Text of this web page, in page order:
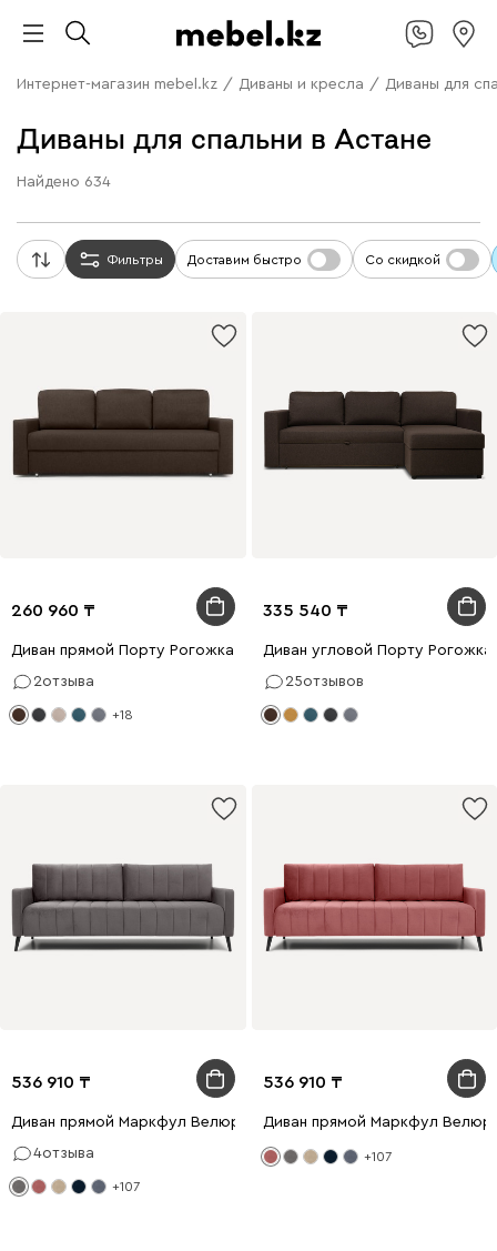
Интернет-магазин mebel.kz / Диваны и кресла / Диваны для
Диваны для спальни в Астане
Найдено 634
Фильтры Доставим быстро Со скидкой
260 960
Диван прямой Порту Рогожка Коричневый
2отзыва
+18
335 540
Диван угловой Порту Рогожка
25отзывов
536 910
Диван прямой Маркфул Велюр Серый
4отзыва
+107
536 910
Диван прямой Маркфул Велюр
+107